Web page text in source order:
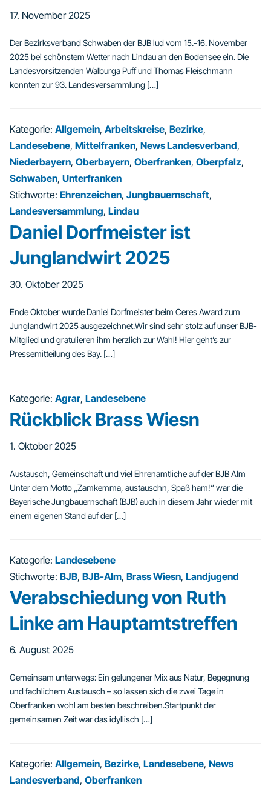
17. November 2025
Der Bezirksverband Schwaben der BJB lud vom 15.-16. November
2025 bei schönstem Wetter nach Lindau an den Bodensee ein. Die
Landesvorsitzenden Walburga Puff und Thomas Fleischmann
konnten zur 93. Landesversammlung […]
Kategorie: Allgemein, Arbeitskreise, Bezirke,
Landesebene, Mittelfranken, News Landesverband,
Niederbayern, Oberbayern, Oberfranken, Oberpfalz,
Schwaben, Unterfranken
Stichworte: Ehrenzeichen, Jungbauernschaft,
Landesversammlung, Lindau
Daniel Dorfmeister ist
Junglandwirt 2025
30. Oktober 2025
Ende Oktober wurde Daniel Dorfmeister beim Ceres Award zum
Junglandwirt 2025 ausgezeichnet.Wir sind sehr stolz auf unser BJB-
Mitglied und gratulieren ihm herzlich zur Wahl! Hier geht’s zur
Pressemitteilung des Bay. […]
Kategorie: Agrar, Landesebene
Rückblick Brass Wiesn
1. Oktober 2025
Austausch, Gemeinschaft und viel Ehrenamtliche auf der BJB Alm
Unter dem Motto „Zamkemma, austauschn, Spaß ham!“ war die
Bayerische Jungbauernschaft (BJB) auch in diesem Jahr wieder mit
einem eigenen Stand auf der […]
Kategorie: Landesebene
Stichworte: BJB, BJB-Alm, Brass Wiesn, Landjugend
Verabschiedung von Ruth
Linke am Hauptamtstreffen
6. August 2025
Gemeinsam unterwegs: Ein gelungener Mix aus Natur, Begegnung
und fachlichem Austausch – so lassen sich die zwei Tage in
Oberfranken wohl am besten beschreiben.Startpunkt der
gemeinsamen Zeit war das idyllisch […]
Kategorie: Allgemein, Bezirke, Landesebene, News
Landesverband, Oberfranken